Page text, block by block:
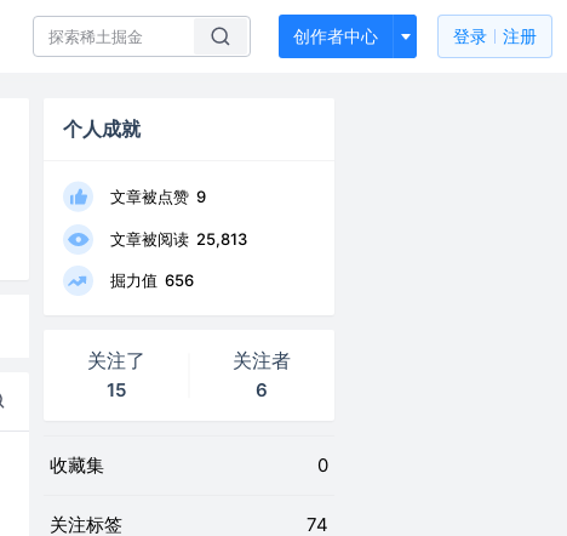
创作者中心 登录 注册
个人成就
文章被点赞 9
文章被阅读 25,813
掘力值 656
关注了
15
关注者
6
收藏集 0
关注标签 74